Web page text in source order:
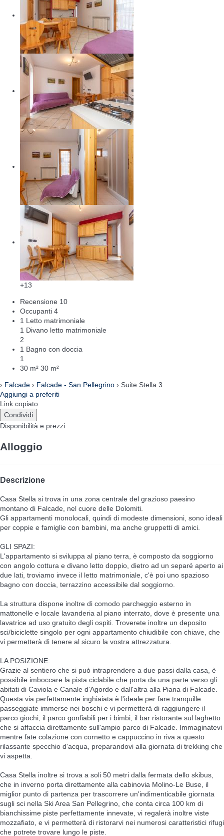
+13
Recensione 10
Occupanti 4
1 Letto matrimoniale
1 Divano letto matrimoniale
2
1 Bagno con doccia
1
30 m² 30 m²
› Falcade › Falcade - San Pellegrino › Suite Stella 3
Aggiungi a preferiti
Link copiato
Condividi
Disponibilità e prezzi
Alloggio
Descrizione
Casa Stella si trova in una zona centrale del grazioso paesino
montano di Falcade, nel cuore delle Dolomiti.
Gli appartamenti monolocali, quindi di modeste dimensioni, sono ideali
per coppie e famiglie con bambini, ma anche gruppetti di amici.
GLI SPAZI:
L'appartamento si sviluppa al piano terra, è composto da soggiorno
con angolo cottura e divano letto doppio, dietro ad un separé aperto ai
due lati, troviamo invece il letto matrimoniale, c'è poi uno spazioso
bagno con doccia, terrazzino accessibile dal soggiorno.
La struttura dispone inoltre di comodo parcheggio esterno in
mattonelle e locale lavanderia al piano interrato, dove è presente una
lavatrice ad uso gratuito degli ospiti. Troverete inoltre un deposito
sci/biciclette singolo per ogni appartamento chiudibile con chiave, che
vi permetterà di tenere al sicuro la vostra attrezzatura.
LA POSIZIONE:
Grazie al sentiero che si può intraprendere a due passi dalla casa, è
possibile imboccare la pista ciclabile che porta da una parte verso gli
abitati di Caviola e Canale d'Agordo e dall'altra alla Piana di Falcade.
Questa via perfettamente inghiaiata è l'ideale per fare tranquille
passeggiate immerse nei boschi e vi permetterà di raggiungere il
parco giochi, il parco gonfiabili per i bimbi, il bar ristorante sul laghetto
che si affaccia direttamente sull'ampio parco di Falcade. Immaginatevi
mentre fate colazione con cornetto e cappuccino in riva a questo
rilassante specchio d'acqua, preparandovi alla giornata di trekking che
vi aspetta.
Casa Stella inoltre si trova a soli 50 metri dalla fermata dello skibus,
che in inverno porta direttamente alla cabinovia Molino-Le Buse, il
miglior punto di partenza per trascorrere un'indimenticabile giornata
sugli sci nella Ski Area San Pellegrino, che conta circa 100 km di
bianchissime piste perfettamente innevate, vi regalerà inoltre viste
mozzafiato, e vi permetterà di ristorarvi nei numerosi caratteristici rifugi
che potrete trovare lungo le piste.